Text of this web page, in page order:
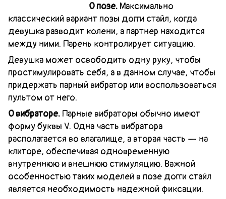
О позе. Максимально
классический вариант позы догги стайл, когда
девушка разводит колени, а партнер находится
между ними. Парень контролирует ситуацию.
Девушка может освободить одну руку, чтобы
простимулировать себя, а в данном случае, чтобы
придержать парный вибратор или воспользоваться
пультом от него.
О вибраторе. Парные вибраторы обычно имеют
форму буквы V. Одна часть вибратора
располагается во влагалище, а вторая часть — на
клиторе, обеспечивая одновременную
внутреннюю и внешнюю стимуляцию. Важной
особенностью таких моделей в позе догги стайл
является необходимость надежной фиксации.